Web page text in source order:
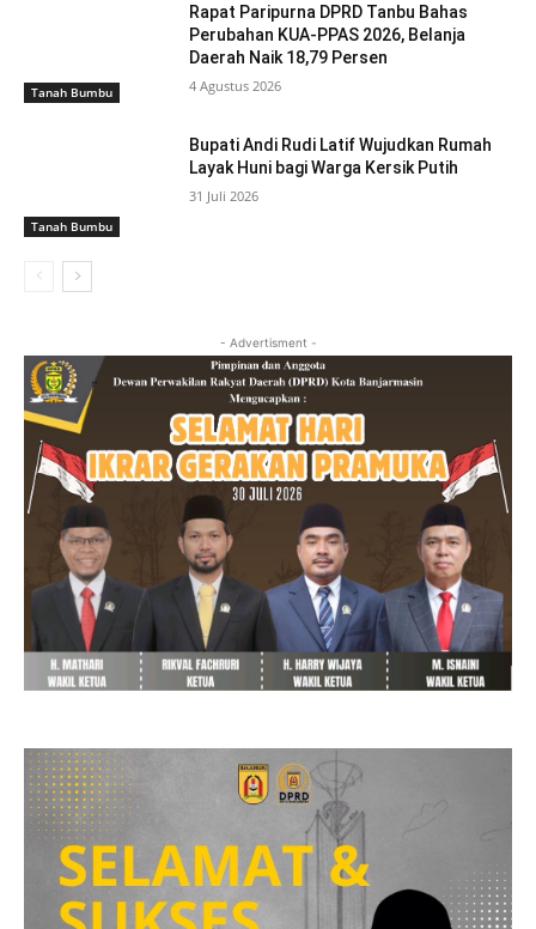
Tanah Bumbu
Rapat Paripurna DPRD Tanbu Bahas
Perubahan KUA-PPAS 2026, Belanja
Daerah Naik 18,79 Persen
4 Agustus 2026
Tanah Bumbu
Bupati Andi Rudi Latif Wujudkan Rumah
Layak Huni bagi Warga Kersik Putih
31 Juli 2026
- Advertisment -